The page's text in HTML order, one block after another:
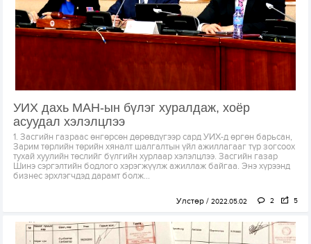
УИХ дахь МАН-ын бүлэг хуралдаж, хоёр
асуудал хэлэлцлээ
1. Засгийн газраас өнгөрсөн дөрөвдүгээр сард УИХ-д өргөн барьсан,
Зарим төрлийн төрийн хяналт шалгалтын үйл ажиллагааг түр зогсоох
тухай хуулийн төслийг бүлгийн хурлаар хэлэлцлээ. Засгийн газар
Шинэ сэргэлтийн бодлого хэрэгжүүлж ажиллаж байгаа. Энэ хүрээнд
бизнес эрхлэгчдэд дарамт болж...
Улстөр 2022.05.02 2 5